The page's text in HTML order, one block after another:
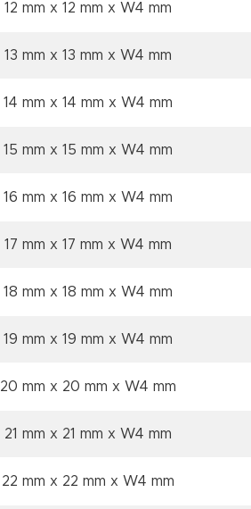
12 mm x 12 mm x W4 mm
13 mm x 13 mm x W4 mm
14 mm x 14 mm x W4 mm
15 mm x 15 mm x W4 mm
16 mm x 16 mm x W4 mm
17 mm x 17 mm x W4 mm
18 mm x 18 mm x W4 mm
19 mm x 19 mm x W4 mm
20 mm x 20 mm x W4 mm
21 mm x 21 mm x W4 mm
22 mm x 22 mm x W4 mm